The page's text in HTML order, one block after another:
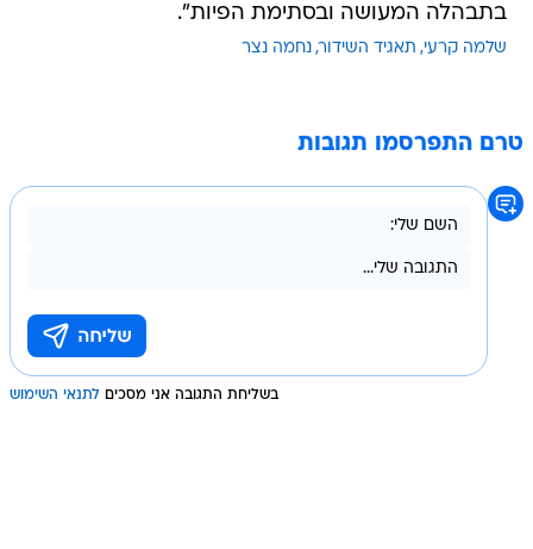
בתבהלה המעושה ובסתימת הפיות".
שלמה קרעי תאגיד השידור נחמה נצר
טרם התפרסמו תגובות
בשליחת התגובה אני מסכים לתנאי השימוש